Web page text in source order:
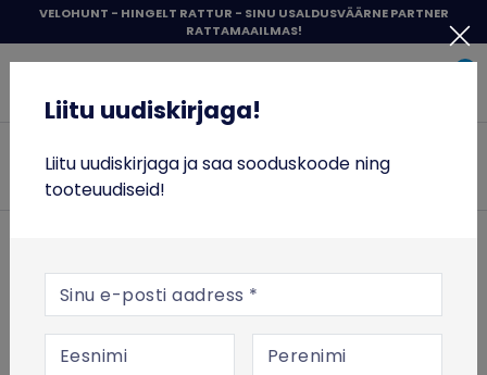
sisu
juurde
VELOHUNT - HINGELT RATTUR - SINU USALDUSVÄÄRNE PARTNER
RATTAMAAILMAS!
NAISTE RATTAD
RATTASÕIT
TOIT JA TREENING
VABA AEG
Liitu uudiskirjaga!
Liitu uudiskirjaga!
Liitu uudiskirjaga ja saa sooduskoode ning
tooteuudiseid!
E-posti aadress